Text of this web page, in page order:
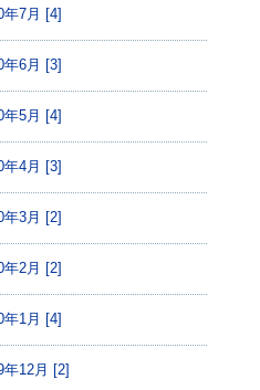
年7月 [4]
年6月 [3]
年5月 [4]
年4月 [3]
年3月 [2]
年2月 [2]
年1月 [4]
年12月 [2]